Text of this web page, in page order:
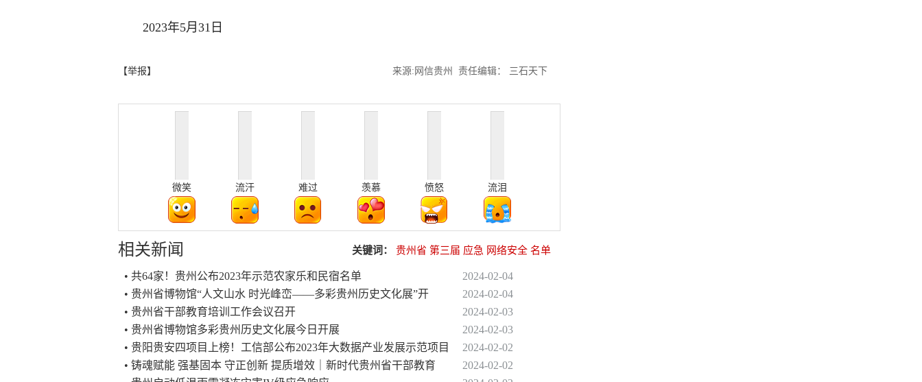
2023年5月31日
【举报】 来源:网信贵州 责任编辑： 三石天下
微笑 流汗 难过 羡慕 愤怒 流泪
相关新闻 关键词： 贵州省 第三届 应急 网络安全 名单
• 共64家！贵州公布2023年示范农家乐和民宿名单
2024-02-04
• 贵州省博物馆“人文山水 时光峰峦——多彩贵州历史文化展”开
2024-02-04
• 贵州省干部教育培训工作会议召开
2024-02-03
• 贵州省博物馆多彩贵州历史文化展今日开展
2024-02-03
• 贵阳贵安四项目上榜！工信部公布2023年大数据产业发展示范项目
2024-02-02
• 铸魂赋能 强基固本 守正创新 提质增效｜新时代贵州省干部教育
2024-02-02